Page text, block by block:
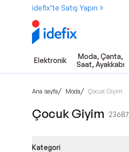
idefix’te Satış Yapın
Elektronik
Moda, Çanta,
Saat, Ayakkabı
Ana sayfa/ Moda/ Çocuk Giyim
Çocuk Giyim 23687
Kategori